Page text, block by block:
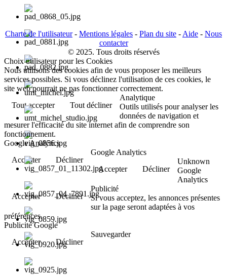
Charte de l'utilisateur- Mentions légales - Plan du site - Aide - Nous
contacter
© 2025. Tous droits réservés
Choix utilisateur pour les Cookies
Nous utilisons des cookies afin de vous proposer les meilleurs
services possibles. Si vous déclinez l'utilisation de ces cookies, le
site web pourrait ne pas fonctionner correctement.
Tout accepter
Tout décliner
Analytique
Outils utilisés pour analyser les
données de navigation et
mesurer l'efficacité du site internet afin de comprendre son
fonctionnement.
Google Analytics
Accepter
Décliner
Google Analytics
Accepter
Décliner
Unknown
Google
Analytics
Accepter
Décliner
Publicité
Si vous acceptez, les annonces présentes
sur la page seront adaptées à vos
préférences.
Publicité Google
Accepter
Décliner
Sauvegarder